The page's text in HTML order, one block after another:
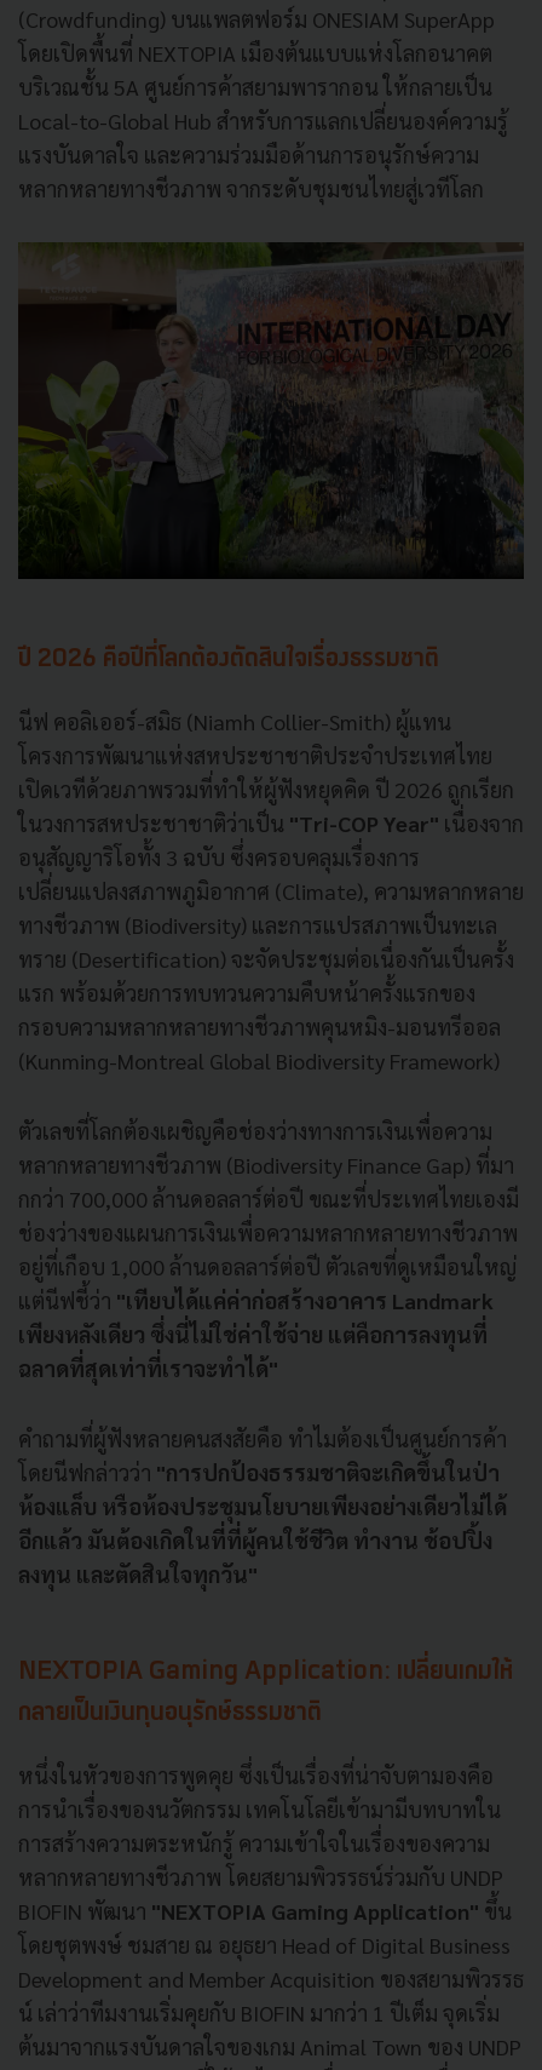
(Crowdfunding) บนแพลตฟอร์ม ONESIAM SuperApp
โดยเปิดพื้นที่ NEXTOPIA เมืองต้นแบบแห่งโลกอนาคต
บริเวณชั้น 5A ศูนย์การค้าสยามพารากอน ให้กลายเป็น
Local-to-Global Hub สำหรับการแลกเปลี่ยนองค์ความรู้
แรงบันดาลใจ และความร่วมมือด้านการอนุรักษ์ความ
หลากหลายทางชีวภาพ จากระดับชุมชนไทยสู่เวทีโลก
ปี 2026 คือปีที่โลกต้องตัดสินใจเรื่องธรรมชาติ
นีฟ คอลิเออร์-สมิธ (Niamh Collier-Smith) ผู้แทน
โครงการพัฒนาแห่งสหประชาชาติประจำประเทศไทย
เปิดเวทีด้วยภาพรวมที่ทำให้ผู้ฟังหยุดคิด ปี 2026 ถูกเรียก
ในวงการสหประชาชาติว่าเป็น "Tri-COP Year" เนื่องจาก
อนุสัญญาริโอทั้ง 3 ฉบับ ซึ่งครอบคลุมเรื่องการ
เปลี่ยนแปลงสภาพภูมิอากาศ (Climate), ความหลากหลาย
ทางชีวภาพ (Biodiversity) และการแปรสภาพเป็นทะเล
ทราย (Desertification) จะจัดประชุมต่อเนื่องกันเป็นครั้ง
แรก พร้อมด้วยการทบทวนความคืบหน้าครั้งแรกของ
กรอบความหลากหลายทางชีวภาพคุนหมิง-มอนทรีออล
(Kunming-Montreal Global Biodiversity Framework)
ตัวเลขที่โลกต้องเผชิญคือช่องว่างทางการเงินเพื่อความ
หลากหลายทางชีวภาพ (Biodiversity Finance Gap) ที่มา
กกว่า 700,000 ล้านดอลลาร์ต่อปี ขณะที่ประเทศไทยเองมี
ช่องว่างของแผนการเงินเพื่อความหลากหลายทางชีวภาพ
อยู่ที่เกือบ 1,000 ล้านดอลลาร์ต่อปี ตัวเลขที่ดูเหมือนใหญ่
แต่นีฟชี้ว่า "เทียบได้แค่ค่าก่อสร้างอาคาร Landmark
เพียงหลังเดียว ซึ่งนี่ไม่ใช่ค่าใช้จ่าย แต่คือการลงทุนที่
ฉลาดที่สุดเท่าที่เราจะทำได้"
คำถามที่ผู้ฟังหลายคนสงสัยคือ ทำไมต้องเป็นศูนย์การค้า
โดยนีฟกล่าวว่า "การปกป้องธรรมชาติจะเกิดขึ้นในป่า
ห้องแล็บ หรือห้องประชุมนโยบายเพียงอย่างเดียวไม่ได้
อีกแล้ว มันต้องเกิดในที่ที่ผู้คนใช้ชีวิต ทำงาน ช้อปปิ้ง
ลงทุน และตัดสินใจทุกวัน"
NEXTOPIA Gaming Application: เปลี่ยนเกมให้
กลายเป็นเงินทุนอนุรักษ์ธรรมชาติ
หนึ่งในหัวของการพูดคุย ซึ่งเป็นเรื่องที่น่าจับตามองคือ
การนำเรื่องของนวัตกรรม เทคโนโลยีเข้ามามีบทบาทใน
การสร้างความตระหนักรู้ ความเข้าใจในเรื่องของความ
หลากหลายทางชีวภาพ โดยสยามพิวรรธน์ร่วมกับ UNDP
BIOFIN พัฒนา "NEXTOPIA Gaming Application" ขึ้น
โดยชุตพงษ์ ชมสาย ณ อยุธยา Head of Digital Business
Development and Member Acquisition ของสยามพิวรรธ
น์ เล่าว่าทีมงานเริ่มคุยกับ BIOFIN มากว่า 1 ปีเต็ม จุดเริ่ม
ต้นมาจากแรงบันดาลใจของเกม Animal Town ของ UNDP